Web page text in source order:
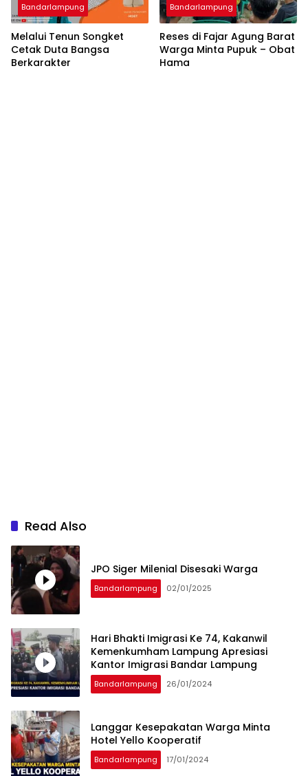
Bandarlampung
Melalui Tenun Songket
Cetak Duta Bangsa
Berkarakter
Bandarlampung
Reses di Fajar Agung Barat
Warga Minta Pupuk – Obat
Hama
Read Also
JPO Siger Milenial Disesaki Warga
Bandarlampung 02/01/2025
Hari Bhakti Imigrasi Ke 74, Kakanwil
Kemenkumham Lampung Apresiasi
Kantor Imigrasi Bandar Lampung
Bandarlampung 26/01/2024
Langgar Kesepakatan Warga Minta
Hotel Yello Kooperatif
Bandarlampung 17/01/2024